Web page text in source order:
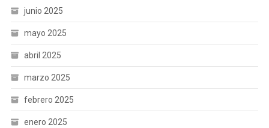
junio 2025
mayo 2025
abril 2025
marzo 2025
febrero 2025
enero 2025